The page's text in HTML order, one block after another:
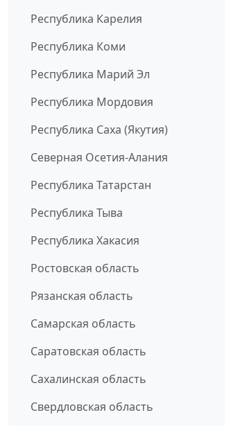
Республика Карелия
Республика Коми
Республика Марий Эл
Республика Мордовия
Республика Саха (Якутия)
Северная Осетия-Алания
Республика Татарстан
Республика Тыва
Республика Хакасия
Ростовская область
Рязанская область
Самарская область
Саратовская область
Сахалинская область
Свердловская область